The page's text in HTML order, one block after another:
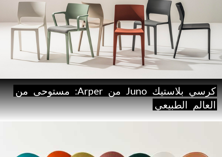
كرسي بلاستيك Juno من Arper: مستوحى من
العالم الطبيعي